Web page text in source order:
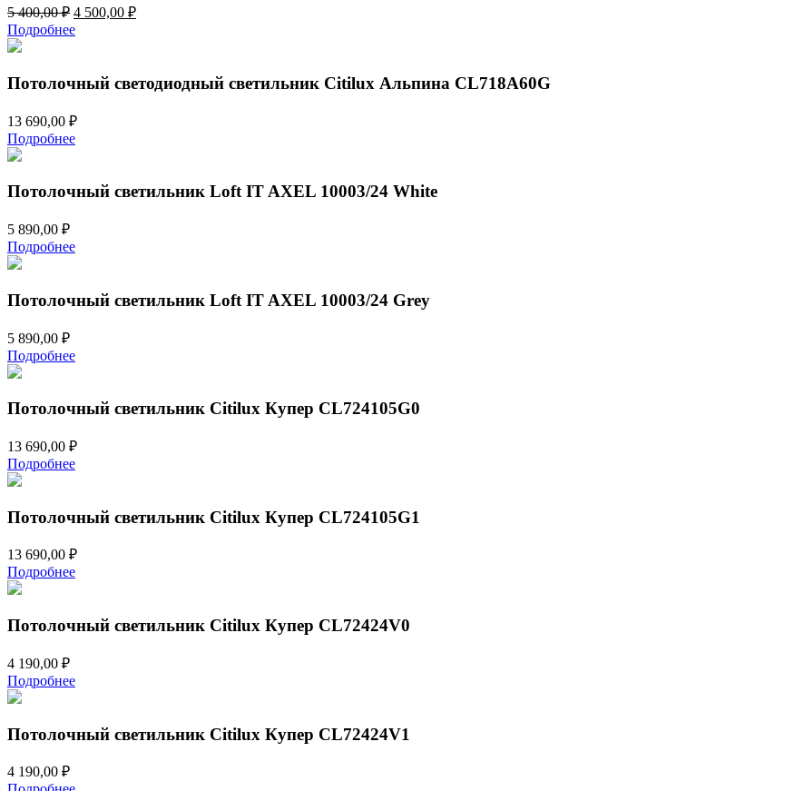
5 400,00₽ Первоначальная
цена
составляла
400,00 ₽.
4 500,00 ₽Текущая
Подробнее
Потолочный светодиодный светильник Citilux Альпина CL718A60G
13 690,00 ₽
Подробнее
Потолочный светильник Loft IT AXEL 10003/24 White
5 890,00 ₽
Подробнее
Потолочный светильник Loft IT AXEL 10003/24 Grey
5 890,00 ₽
Подробнее
Потолочный светильник Citilux Купер CL724105G0
13 690,00 ₽
Подробнее
Потолочный светильник Citilux Купер CL724105G1
13 690,00 ₽
Подробнее
Потолочный светильник Citilux Купер CL72424V0
4 190,00 ₽
Подробнее
Потолочный светильник Citilux Купер CL72424V1
4 190,00 ₽